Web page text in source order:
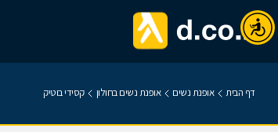
דף הבית אופנת נשים אופנת נשים בחולון קסידי בוטיק